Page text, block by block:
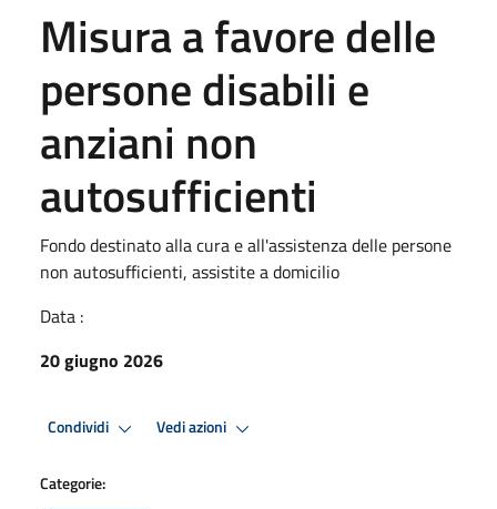
Misura a favore delle
persone disabili e
anziani non
autosufficienti
Fondo destinato alla cura e all'assistenza delle persone
non autosufficienti, assistite a domicilio
Data :
20 giugno 2026
Condividi Vedi azioni
Categorie: